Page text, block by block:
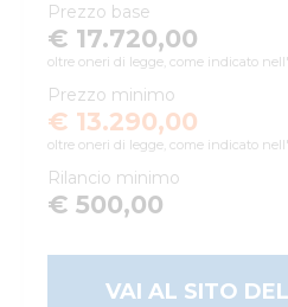
Prezzo base
€ 17.720,00
oltre oneri di legge, come indicato
Prezzo minimo
€ 13.290,00
oltre oneri di legge, come indicato
Rilancio minimo
€ 500,00
VAI AL SITO